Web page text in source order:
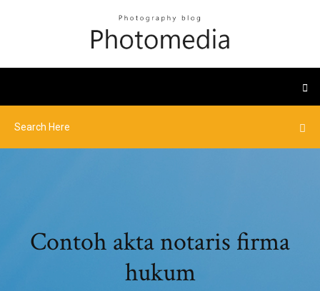
Contoh akta notaris firma
hukum